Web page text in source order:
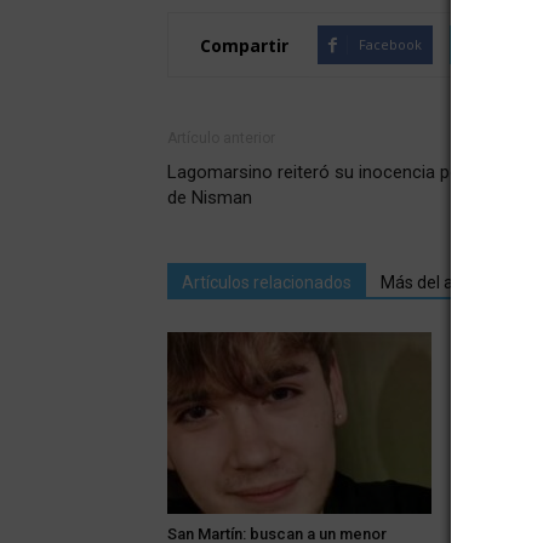
Compartir Facebook
Lagomarsino reiteró su inocencia por la muerte
de Nisman
Artículos relacionados Más del autor
San Martín: buscan a un menor